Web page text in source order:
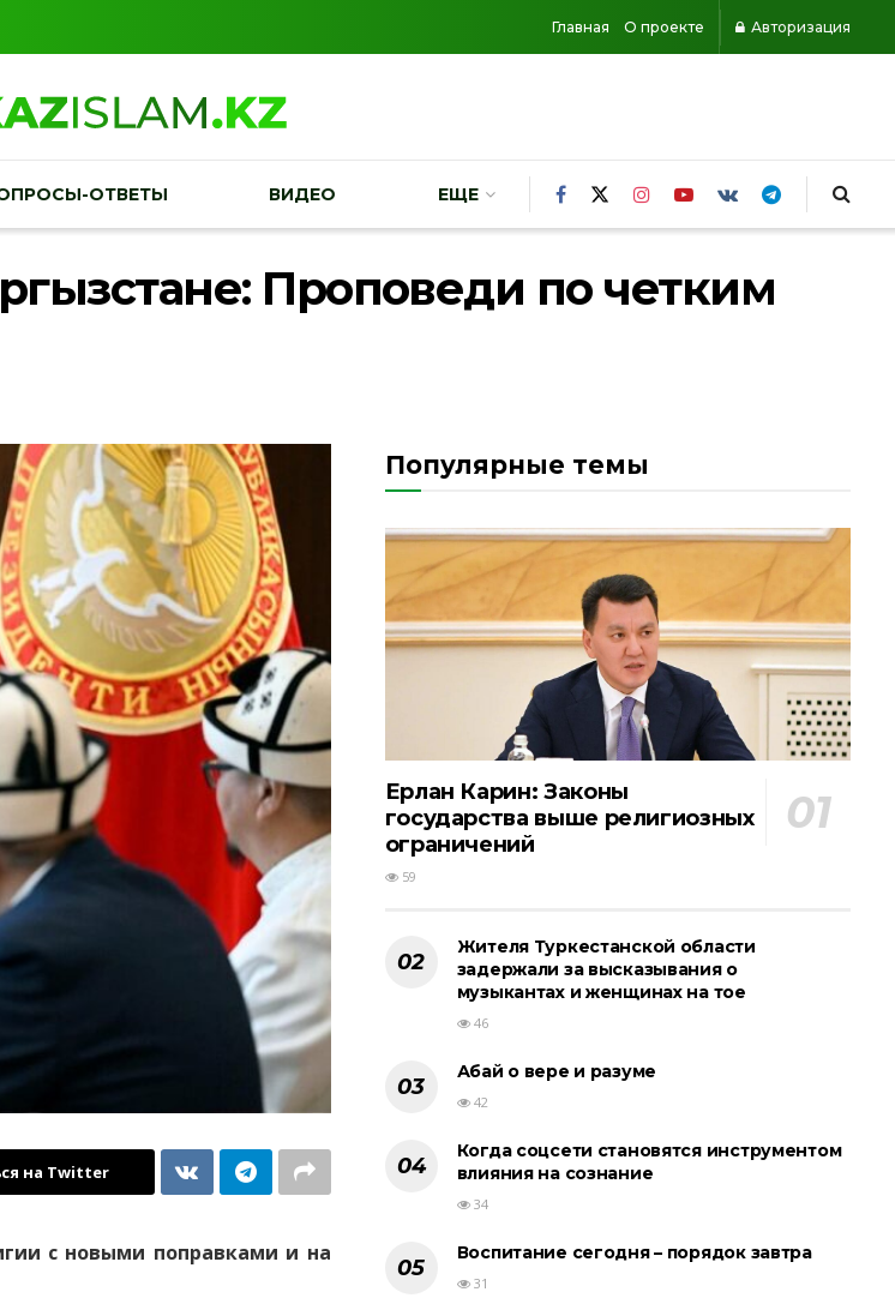
Главная О проекте Авторизация
ОТВЕТЫ ВИДЕО ЕЩЕ
Проповеди по четким
на Twitter
с новыми поправками и на
Популярные темы
Ерлан Карин: Законы
государства выше религиозных
ограничений
59
Жителя Туркестанской области
задержали за высказывания о
музыкантах и женщинах на тое
46
Абай о вере и разуме
42
Когда соцсети становятся инструментом
влияния на сознание
34
Воспитание сегодня – порядок завтра
31